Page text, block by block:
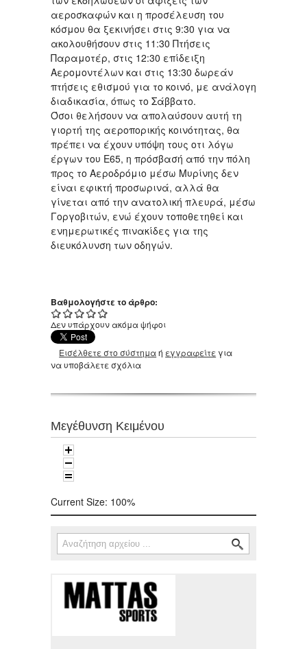
αεροσκαφών και η προσέλευση του
κόσμου θα ξεκινήσει στις 9:30 για να
ακολουθήσουν στις 11:30 Πτήσεις
Παραμοτέρ, στις 12:30 επίδειξη
Αερομοντέλων και στις 13:30 δωρεάν
πτήσεις εθισμού για το κοινό, με ανάλογη
διαδικασία, όπως το Σάββατο.
Όσοι θελήσουν να απολαύσουν αυτή τη
γιορτή της αεροπορικής κοινότητας, θα
πρέπει να έχουν υπόψη τους οτι λόγω
έργων του Ε65, η πρόσβασή από την πόλη
προς το Αεροδρόμιο μέσω Μυρίνης δεν
είναι εφικτή προσωρινά, αλλά θα
γίνεται από την ανατολική πλευρά, μέσω
Γοργοβιτών, ενώ έχουν τοποθετηθεί και
ενημερωτικές πινακίδες για της
διευκόλυνση των οδηγών.
Βαθμολογήστε το άρθρο:
Δεν υπάρχουν ακόμα ψήφοι
Εισέλθετε στο σύστημαή εγγραφείτε για
να υποβάλετε σχόλια
Μεγέθυνση Κειμένου
Current Size: 100%
Φόρμα αναζήτησης
Αναζήτηση